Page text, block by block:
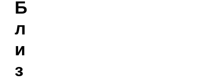
Б
л
и
з